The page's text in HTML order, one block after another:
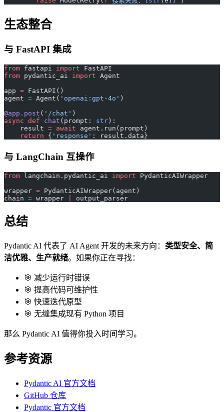
生态整合
与 FastAPI 集成
from fastapi import FastAPI
from pydantic_ai import Agent
app = FastAPI()
agent = Agent( 'openai:gpt-4o' )
@app.post ( '/chat' )
async def chat (prompt: str ):
    result
= await agent.run(prompt)
    return
{ 'response' : result.data}
与 LangChain 互操作
from langchain.pydantic_ai import PydanticAIWrapper
wrapper = PydanticAIWrapper(agent)
chain = wrapper output_parser
总结
Pydantic AI 代表了 AI Agent 开发的未来方向： 类型安全、简
洁优雅、生产就绪。如果你正在寻找：
🎯 减少运行时错误
🎯 提高代码可维护性
🎯 快速迭代原型
🎯 无缝集成现有 Python 项目
那么 Pydantic AI 值得你投入时间学习。
参考资源
Pydantic AI 官方文档
GitHub 仓库
Pydantic 官方文档